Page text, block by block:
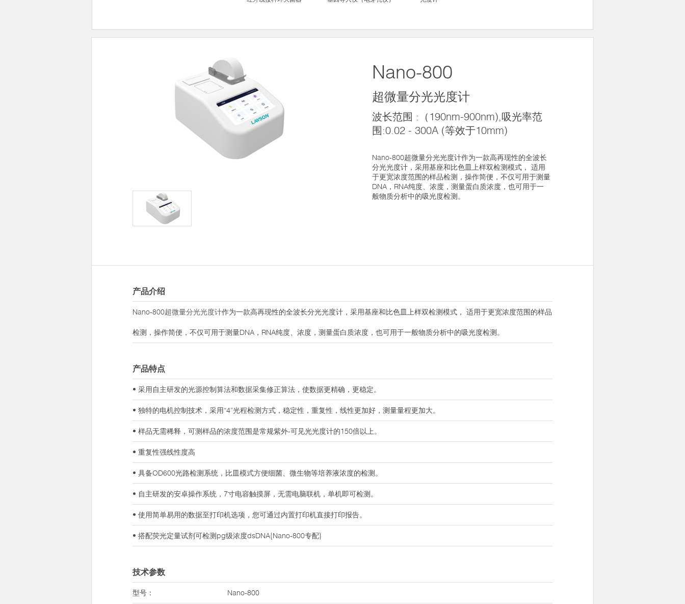
Nano-800
超微量分光光度计
波长范围 :（190nm-900nm),吸光率范
围:0.02 - 300A (等效于10mm)
Nano-800超微量分光光度计作为一款高再现性的全波长
分光光度计，采用基座和比色皿上样双检测模式， 适用
于更宽浓度范围的样品检测，操作简便，不仅可用于测量
DNA，RNA纯度、浓度，测量蛋白质浓度，也可用于一
般物质分析中的吸光度检测。
产品介绍
Nano-800超微量分光光度计作为一款高再现性的全波长分光光度计，采用基座和比色皿上样双检测模式， 适用于更宽浓度范围的样品
检测，操作简便，不仅可用于测量DNA，RNA纯度、浓度，测量蛋白质浓度，也可用于一般物质分析中的吸光度检测。
产品特点
• 采用自主研发的光源控制算法和数据采集修正算法，使数据更精确，更稳定。
• 独特的电机控制技术，采用“4”光程检测方式，稳定性，重复性，线性更加好，测量量程更加大。
• 样品无需稀释，可测样品的浓度范围是常规紫外-可见光光度计的150倍以上。
• 重复性强线性度高
• 具备OD600光路检测系统，比皿模式方便细菌、微生物等培养液浓度的检测。
• 自主研发的安卓操作系统，7寸电容触摸屏，无需电脑联机，单机即可检测。
• 使用简单易用的数据至打印机选项，您可通过内置打印机直接打印报告。
• 搭配荧光定量试剂可检测pg级浓度dsDNA{Nano-800专配}
技术参数
型号： Nano-800